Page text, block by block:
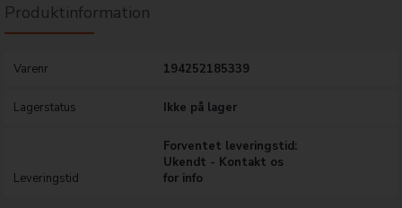
Produktinformation
Varenr 194252185339
Lagerstatus Ikke på lager
Leveringstid
Forventet leveringstid:
Ukendt - Kontakt os
for info